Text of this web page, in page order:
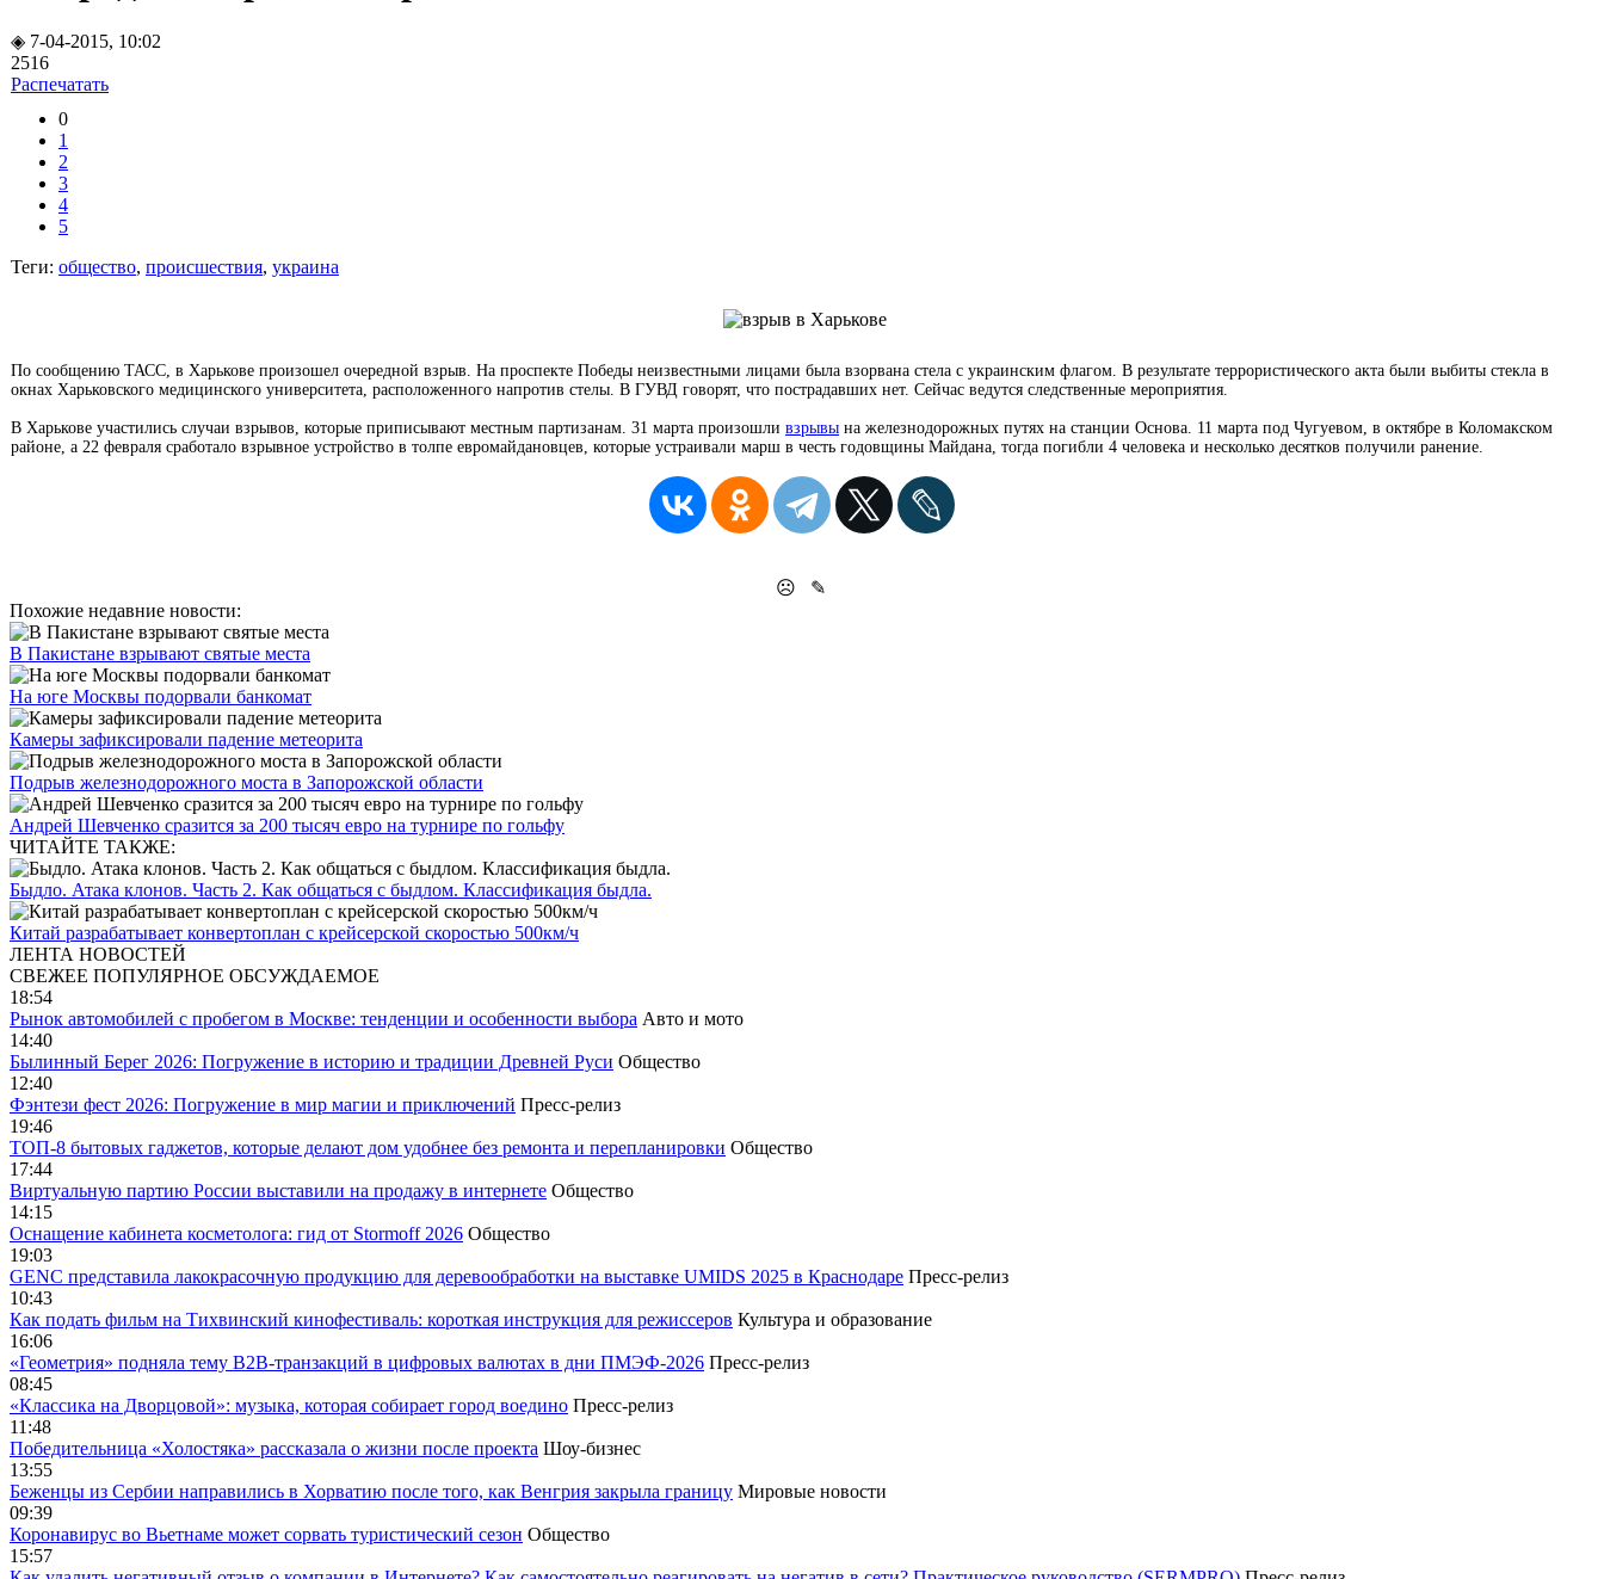
◈ 7-04-2015, 10:02
2516
Распечатать
0
1
2
3
4
5
Теги: общество, происшествия, украина
По сообщению ТАСС, в Харькове произошел очередной взрыв. На проспекте Победы неизвестными лицами была взорвана стела с украинским флагом. В результате террористического акта были выбиты стекла в
окнах Харьковского медицинского университета, расположенного напротив стелы. В ГУВД говорят, что пострадавших нет. Сейчас ведутся следственные мероприятия.
В Харькове участились случаи взрывов, которые приписывают местным партизанам. 31 марта произошли взрывы на железнодорожных путях на станции Основа. 11 марта под Чугуевом, в октябре в Коломакском
районе, а 22 февраля сработало взрывное устройство в толпе евромайдановцев, которые устраивали марш в честь годовщины Майдана, тогда погибли 4 человека и несколько десятков получили ранение.
☹
✎
Похожие недавние новости:
В Пакистане взрывают святые места
На юге Москвы подорвали банкомат
Камеры зафиксировали падение метеорита
Подрыв железнодорожного моста в Запорожской области
Андрей Шевченко сразится за 200 тысяч евро на турнире по гольфу
ЧИТАЙТЕ ТАКЖЕ:
Быдло. Атака клонов. Часть 2. Как общаться с быдлом. Классификация быдла.
Китай разрабатывает конвертоплан с крейсерской скоростью 500км/ч
ЛЕНТА НОВОСТЕЙ
СВЕЖЕЕ ПОПУЛЯРНОЕ ОБСУЖДАЕМОЕ
18:54
Рынок автомобилей с пробегом в Москве: тенденции и особенности выбора Авто и мото
14:40
Былинный Берег 2026: Погружение в историю и традиции Древней Руси Общество
12:40
Фэнтези фест 2026: Погружение в мир магии и приключений Пресс-релиз
19:46
ТОП-8 бытовых гаджетов, которые делают дом удобнее без ремонта и перепланировки Общество
17:44
Виртуальную партию России выставили на продажу в интернете Общество
14:15
Оснащение кабинета косметолога: гид от Stormoff 2026 Общество
19:03
GENC представила лакокрасочную продукцию для деревообработки на выставке UMIDS 2025 в Краснодаре Пресс-релиз
10:43
Как подать фильм на Тихвинский кинофестиваль: короткая инструкция для режиссеров Культура и образование
16:06
«Геометрия» подняла тему B2B-транзакций в цифровых валютах в дни ПМЭФ-2026 Пресс-релиз
08:45
«Классика на Дворцовой»: музыка, которая собирает город воедино Пресс-релиз
11:48
Победительница «Холостяка» рассказала о жизни после проекта Шоу-бизнес
13:55
Беженцы из Сербии направились в Хорватию после того, как Венгрия закрыла границу Мировые новости
09:39
Коронавирус во Вьетнаме может сорвать туристический сезон Общество
15:57